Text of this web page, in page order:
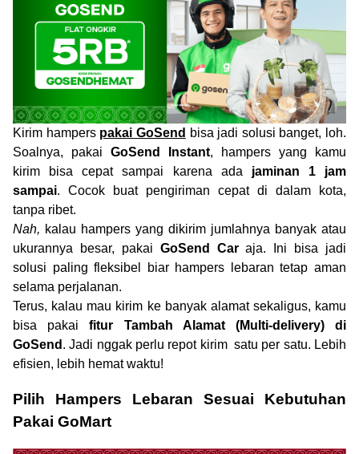
Kirim hampers pakai GoSend bisa jadi solusi banget, loh.
Soalnya, pakai GoSend Instant, hampers yang kamu
kirim bisa cepat sampai karena ada jaminan 1 jam
sampai. Cocok buat pengiriman cepat di dalam kota,
tanpa ribet.
Nah, kalau hampers yang dikirim jumlahnya banyak atau
ukurannya besar, pakai GoSend Caraja. Ini bisa jadi
solusi paling fleksibel biar hampers lebaran tetap aman
selama perjalanan.
Terus, kalau mau kirim ke banyak alamat sekaligus, kamu
bisa pakaifitur Tambah Alamat (Multi-delivery) di
GoSend . Jadi nggak perlu repot kirim satu per satu. Lebih
efisien, lebih hemat waktu!
Pilih Hampers Lebaran Sesuai Kebutuhan
Pakai GoMart